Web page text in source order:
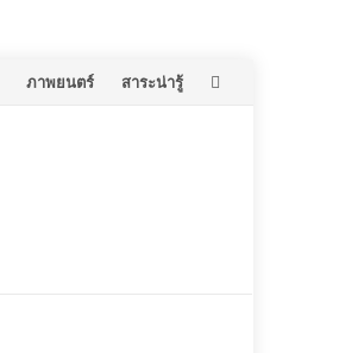
ภาพยนตร์ สาระน่ารู้